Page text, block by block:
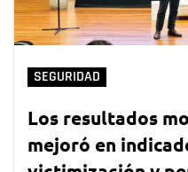
SEGURIDAD
Los resultados
mejoró en